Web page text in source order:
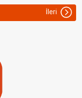
İleri